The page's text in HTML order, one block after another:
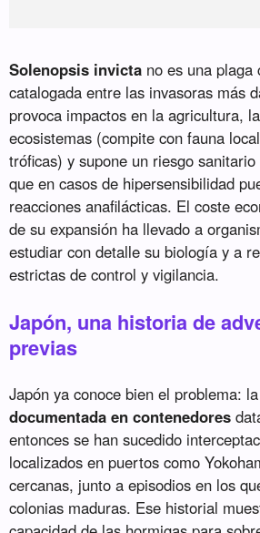
Solenopsis invicta no es una plaga
catalogada entre las invasoras más
provoca impactos en la agricultura,
ecosistemas (compite con fauna
tróficas) y supone un riesgo
que en casos de hipersensibilidad
reacciones anafilácticas. El coste
de su expansión ha llevado a
estudiar con detalle su biología y a
estrictas de control y vigilancia.
Japón, una historia de
previas
Japón ya conoce bien el problema: la
documentada en contenedores
entonces se han sucedido
localizados en puertos como
cercanas, junto a episodios en los
colonias maduras. Ese historial